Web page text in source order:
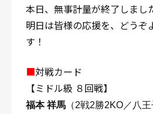
本日、無事計量が終了しまし
明日は皆様の応援を、どうぞ
す！
■対戦カード
【ミドル級 ８回戦】
福本 祥馬 （2戦2勝2KO／八王